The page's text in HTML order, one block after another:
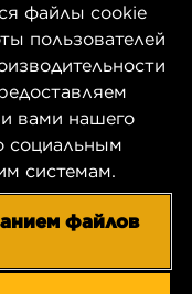
файлы cookie
пользователей
вами нашего
социальным
системам.
файлов